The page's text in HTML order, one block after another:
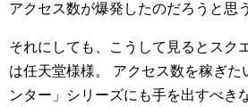
アクセス数が爆発したのだろうと思
それにしても、こうして見るとスク
は任天堂様様。
アクセス数を稼ぎた
ンター」シリーズにも手を出すべき